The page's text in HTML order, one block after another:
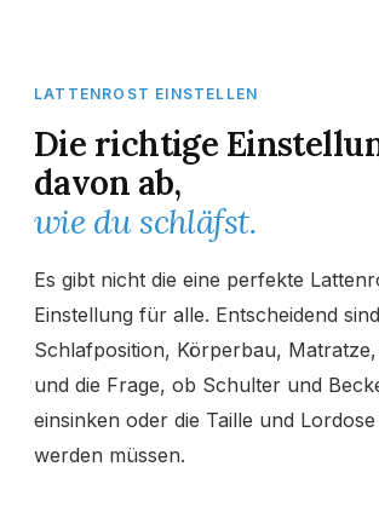
LATTENROST EINSTELLEN
Die richtige
davon ab,
wie du schläfst.
Es gibt nicht die eine perfekte
Einstellung für alle. Entscheidend sind
Schlafposition, Körperbau,
und die Frage, ob Schulter und
einsinken oder die Taille und
werden müssen.